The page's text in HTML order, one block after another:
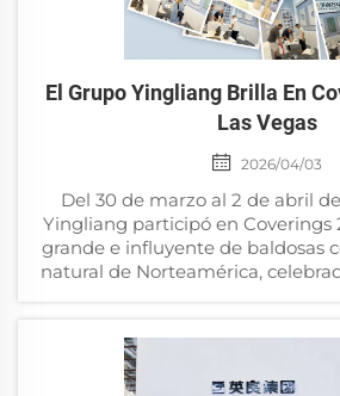
El Grupo Yingliang Brilla En
Las Vegas
2026/04/03
Del 30 de marzo al 2 de abril
Yingliang participó en Coverings
grande e influyente de baldosas
natural de Norteamérica,